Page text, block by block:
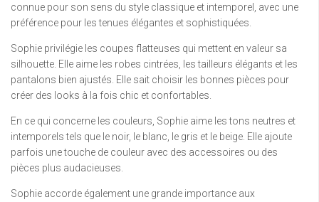
connue pour son sens du style classique et intemporel, avec une
préférence pour les tenues élégantes et sophistiquées.
Sophie privilégie les coupes flatteuses qui mettent en valeur sa
silhouette. Elle aime les robes cintrées, les tailleurs élégants et les
pantalons bien ajustés. Elle sait choisir les bonnes pièces pour
créer des looks à la fois chic et confortables.
En ce qui concerne les couleurs, Sophie aime les tons neutres et
intemporels tels que le noir, le blanc, le gris et le beige. Elle ajoute
parfois une touche de couleur avec des accessoires ou des
pièces plus audacieuses.
Sophie accorde également une grande importance aux